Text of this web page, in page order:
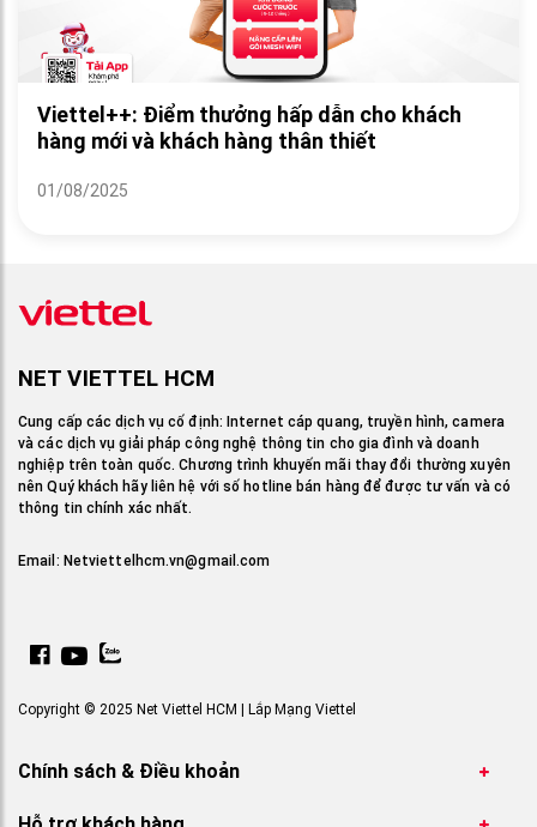
Viettel++: Điểm thưởng hấp dẫn cho khách
hàng mới và khách hàng thân thiết
01/08/2025
NET VIETTEL HCM
Cung cấp các dịch vụ cố định: Internet cáp quang, truyền hình, camera
và các dịch vụ giải pháp công nghệ thông tin cho gia đình và doanh
nghiệp trên toàn quốc. Chương trình khuyến mãi thay đổi thường xuyên
nên Quý khách hãy liên hệ với số hotline bán hàng để được tư vấn và có
thông tin chính xác nhất.
Email: Netviettelhcm.vn@gmail.com
Copyright © 2025 Net Viettel HCM | Lắp Mạng Viettel
Chính sách & Điều khoản